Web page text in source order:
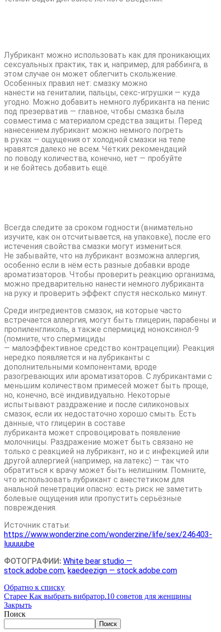
Лубрикант можно использовать как для проникающих
сексуальных практик, так и, например, для раббинга, в
этом случае он может облегчить скольжение.
Особенных правил нет: смазку можно
нанести на гениталии, пальцы, секс-игрушки — куда
угодно. Можно добавить немного лубриканта на пенис
под презерватив — главное, чтобы смазка была
совместима с материалом средства защиты. Перед
нанесением лубрикант можно немного погреть
в руках — ощущения от холодной смазки на теле
нравятся далеко не всем. Чётких рекомендаций
по поводу количества, конечно, нет — пробуйте
и не бойтесь добавить ещё.
Всегда следите за сроком годности (внимательно
изучите, как он отсчитывается, на упаковке), после его
истечения свойства смазки могут измениться.
Не забывайте, что на лубрикант возможна аллергия,
особенно если в нём есть разные добавки вроде
ароматизаторов. Чтобы проверить реакцию организма,
можно предварительно нанести немного лубриканта
на руку и проверить эффект спустя несколько минут.
Среди ингредиентов смазок, на которые часто
встречается аллергия, могут быть глицерин, парабены и
пропиленгликоль, а также спермицид ноноксинол-9
(помните, что спермициды
— малоэффективное средство контрацепции). Реакция
нередко появляется и на лубриканты с
дополнительными компонентами, вроде
разогревающих или ароматизаторов. С лубрикантами с
меньшим количеством примесей может быть проще,
но, конечно, всё индивидуально. Некоторые
испытывают раздражение и после силиконовых
смазок, если их недостаточно хорошо смыть. Есть
данные, что глицерин в составе
лубриканта может спровоцировать появление
молочницы. Раздражение может быть связано не
только с реакцией на лубрикант, но и с инфекцией или
другой аллергией (например, на латекс) — так что
обратиться к врачу может быть нелишним. Помните,
что использовать лубрикант с анестетиком для
анальной пенетрации опасно: есть риск не заметить
болевые ощущения или пропустить серьёзные
повреждения.
Источник статьи:
https://www.wonderzine.com/wonderzine/life/sex/246403-
luuuuube
ФОТОГРАФИИ: White bear studio —
stock.adobe.com, kaedeezign — stock.adobe.com
Обратно к списку
Старее Как выбрать вибратор.10 советов для женщины
Закрыть
Поиск
Поиск